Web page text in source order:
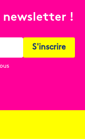
newsletter !
S'inscrire